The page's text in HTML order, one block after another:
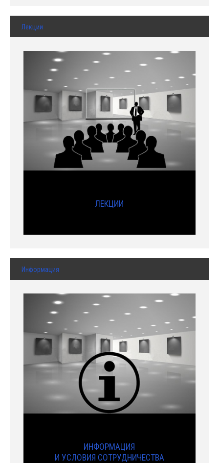
Лекции
ЛЕКЦИИ
Информация
ИНФОРМАЦИЯ
И УСЛОВИЯ СОТРУДНИЧЕСТВА